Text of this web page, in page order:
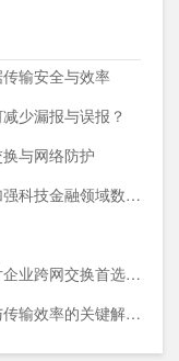
输安全与效率
少漏报与误报？
与网络防护
中国人民银行等九部门联合印发《关于加强科技金融领域数据开发利用的通知》
一文看懂文件摆渡系统厂商排名，IC芯片企业跨网交换首选方案
文件摆渡系统产品有哪些提升数据安全与传输效率的关键解决方案